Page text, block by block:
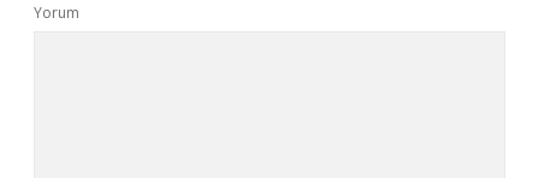
Yorum